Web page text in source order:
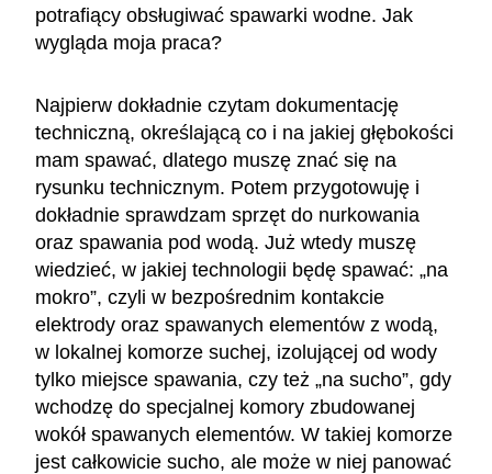
potrafiący obsługiwać spawarki wodne. Jak
wygląda moja praca?
Najpierw dokładnie czytam dokumentację
techniczną, określającą co i na jakiej głębokości
mam spawać, dlatego muszę znać się na
rysunku technicznym. Potem przygotowuję i
dokładnie sprawdzam sprzęt do nurkowania
oraz spawania pod wodą. Już wtedy muszę
wiedzieć, w jakiej technologii będę spawać: „na
mokro”, czyli w bezpośrednim kontakcie
elektrody oraz spawanych elementów z wodą,
w lokalnej komorze suchej, izolującej od wody
tylko miejsce spawania, czy też „na sucho”, gdy
wchodzę do specjalnej komory zbudowanej
wokół spawanych elementów. W takiej komorze
jest całkowicie sucho, ale może w niej panować